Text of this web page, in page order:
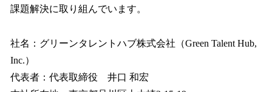
課題解決に取り組んでいます。
社名：グリーンタレントハブ株式会社（Green Talent Hub,
Inc.）
代表者：代表取締役 井口 和宏